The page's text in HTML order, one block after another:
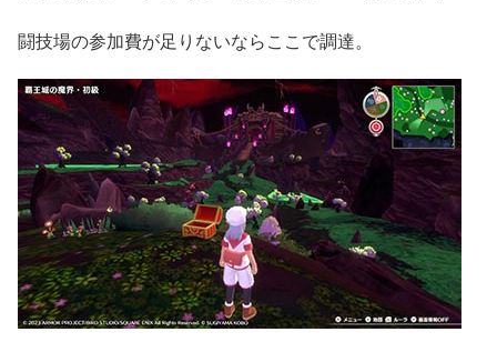
闘技場の参加費が足りないならここで調達。